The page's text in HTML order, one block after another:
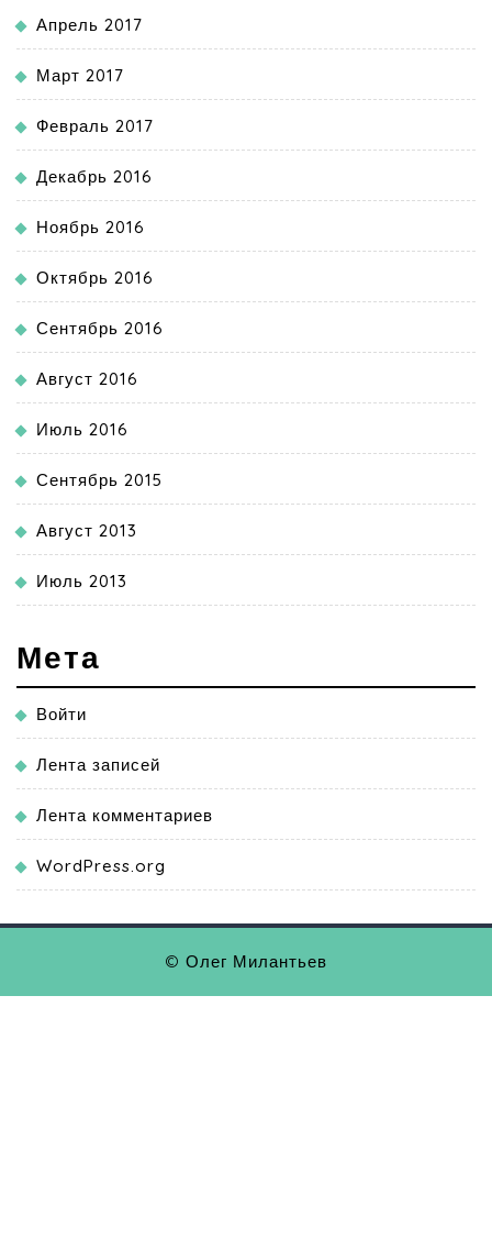
Апрель 2017
Март 2017
Февраль 2017
Декабрь 2016
Ноябрь 2016
Октябрь 2016
Сентябрь 2016
Август 2016
Июль 2016
Сентябрь 2015
Август 2013
Июль 2013
Мета
Войти
Лента записей
Лента комментариев
WordPress.org
© Олег Милантьев